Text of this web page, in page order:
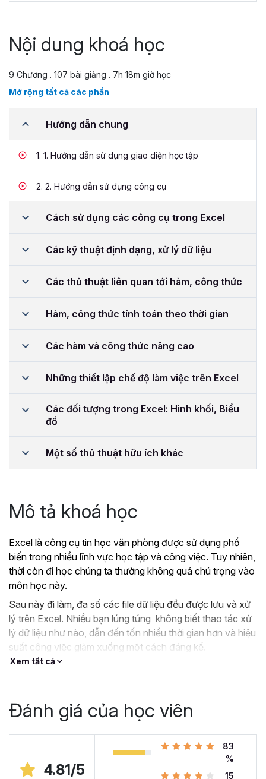
Nội dung khoá học
9 Chương . 107 bài giảng . 7h 18m giờ học
Mở rộng tất cả các phần
Hướng dẫn chung
1. 1. Hướng dẫn sử dụng giao diện học tập
2. 2. Hướng dẫn sử dụng công cụ
Cách sử dụng các công cụ trong Excel
Các kỹ thuật định dạng, xử lý dữ liệu
Các thủ thuật liên quan tới hàm, công thức
Hàm, công thức tính toán theo thời gian
Các hàm và công thức nâng cao
Những thiết lập chế độ làm việc trên Excel
Các đối tượng trong Excel: Hình khối, Biểu
đồ
Một số thủ thuật hữu ích khác
Mô tả khoá học
Excel là công cụ tin học văn phòng được sử dụng phổ
biến trong nhiều lĩnh vực học tập và công việc. Tuy nhiên,
thời còn đi học chúng ta thường không quá chú trọng vào
môn học này.
Sau này đi làm, đa số các file dữ liệu đều được lưu và xử
lý trên Excel. Nhiều bạn lúng túng không biết thao tác xử
lý dữ liệu như nào, dẫn đến tốn nhiều thời gian hơn và hiệu
suất công việc giảm xuống một cách đáng kể.
?Nếu như bạn:
Hoặc trước đây chỉ học lý thuyết nên không biết
Hoặc đã có kiến thức cơ bản về Excel và đang
muốn nâng cao kỹ năng của mình lên.
Xem tất cả
Đánh giá của học viên
4.81/5
83
%
15